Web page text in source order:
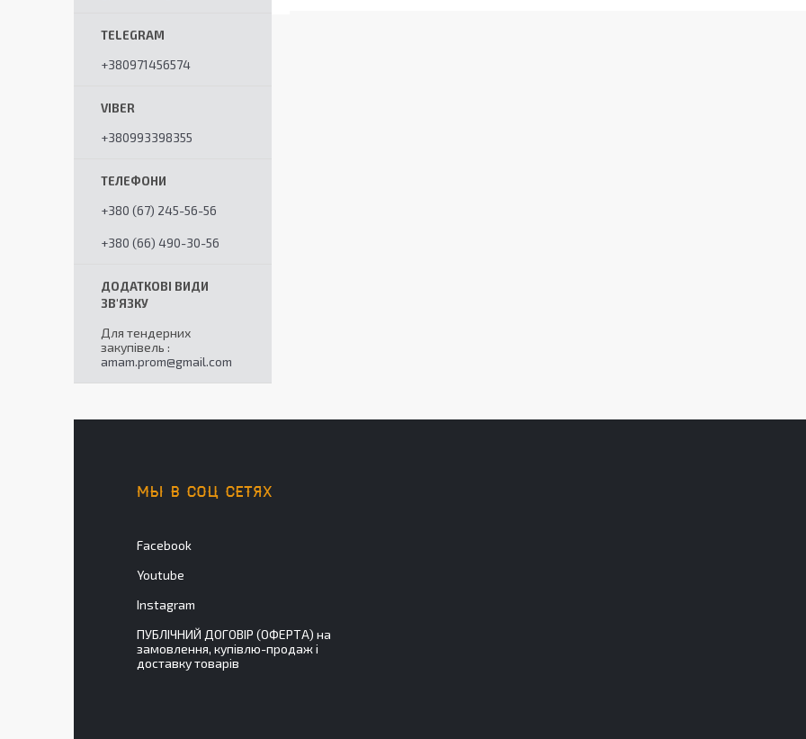
+380971456574
+380993398355
+380 (67) 245-56-56
+380 (66) 490-30-56
Для тендерних
закупівель
amam.prom@gmail.com
МЫ В СОЦ СЕТЯХ
Facebook
Youtube
Instagram
ПУБЛІЧНИЙ ДОГОВІР (ОФЕРТА) на
замовлення, купівлю-продаж і
доставку товарів